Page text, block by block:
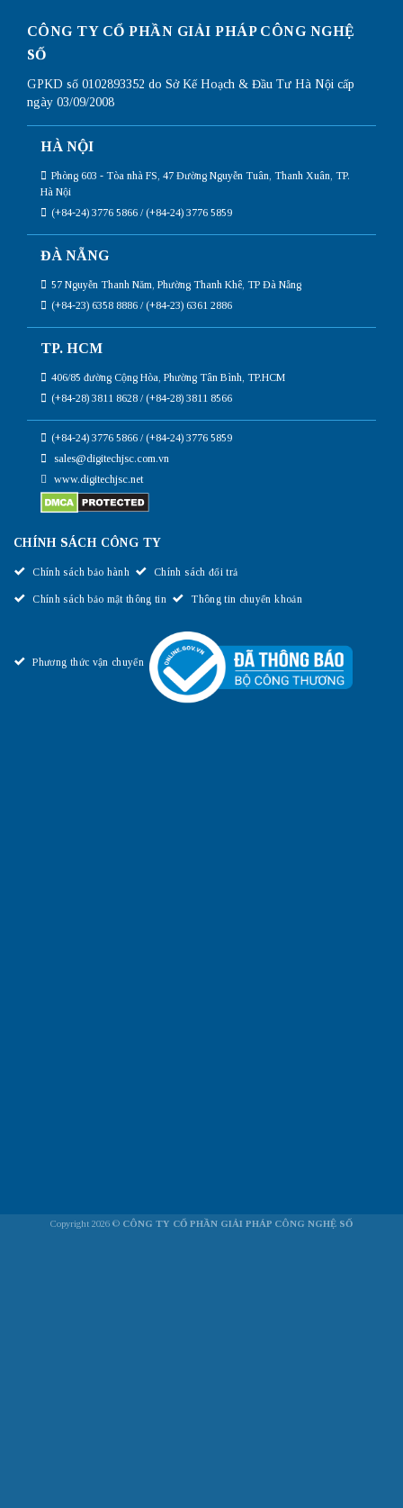
CÔNG TY CỔ PHẦN GIẢI PHÁP CÔNG NGHỆ
SỐ
GPKD số 0102893352 do Sở Kế Hoạch & Đầu Tư Hà Nội cấp
ngày 03/09/2008
HÀ NỘI
Phòng 603 - Tòa nhà FS, 47 Đường Nguyễn Tuân, Thanh Xuân, TP.
Hà Nội
(+84-24) 3776 5866 / (+84-24) 3776 5859
ĐÀ NẴNG
57 Nguyễn Thanh Năm, Phường Thanh Khê, TP Đà Nẵng
(+84-23) 6358 8886 / (+84-23) 6361 2886
TP. HCM
406/85 đường Cộng Hòa, Phường Tân Bình, TP.HCM
(+84-28) 3811 8628 / (+84-28) 3811 8566
(+84-24) 3776 5866 / (+84-24) 3776 5859
sales@digitechjsc.com.vn
www.digitechjsc.net
CHÍNH SÁCH CÔNG TY
Chính sách bảo hành Chính sách đổi trả
Chính sách bảo mật thông tin Thông tin chuyển khoản
Phương thức vận chuyển
Copyright 2026 © CÔNG TY CỔ PHẦN GIẢI PHÁP CÔNG NGHỆ SỐ